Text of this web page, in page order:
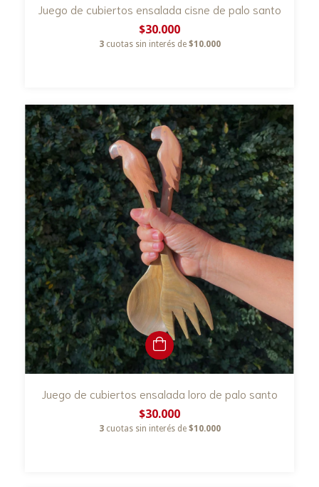
Juego de cubiertos ensalada cisne de palo santo
$30.000
3 cuotas sin interés de $10.000
Juego de cubiertos ensalada loro de palo santo
$30.000
3 cuotas sin interés de $10.000